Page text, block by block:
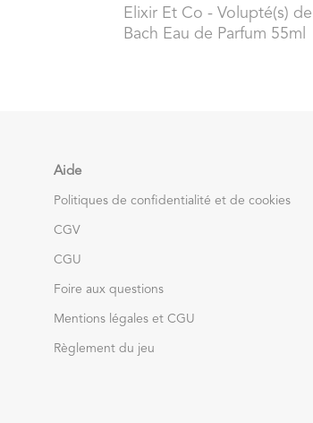
Elixir Et Co - Volupté(s) de
Bach Eau de Parfum 55ml
Aide
Politiques de confidentialité et de cookies
CGV
CGU
Foire aux questions
Mentions légales et CGU
Règlement du jeu